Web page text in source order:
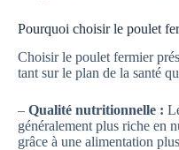
Pourquoi choisir le poulet
Choisir le poulet fermier
tant sur le plan de la santé
– Qualité nutritionnelle :
généralement plus riche en
grâce à une alimentation